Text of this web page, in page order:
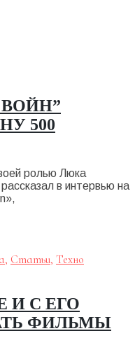
ВОЙН”
500
ролью Люка
в интервью на
, Статьи, Техно
И С ЕГО
ФИЛЬМЫ